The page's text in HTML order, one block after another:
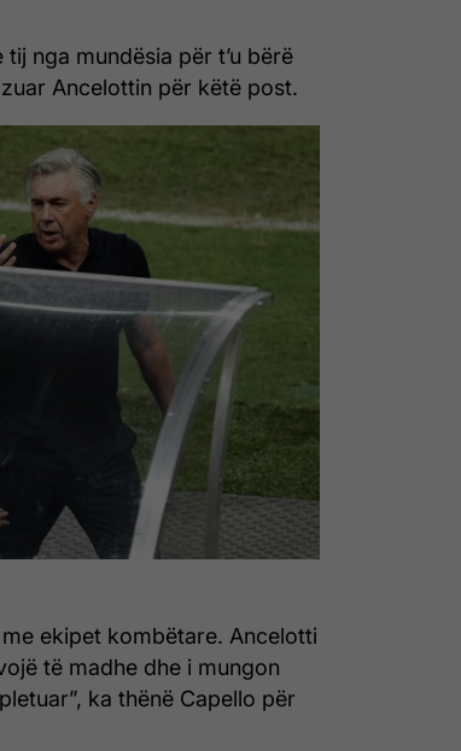
nga mundësia për t’u bërë
Ancelottin për këtë post.
ekipet kombëtare. Ancelotti
të madhe dhe i mungon
ka thënë Capello për